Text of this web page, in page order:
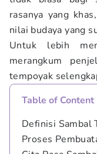
rasanya yang
nilai budaya yang
Untuk lebih
merangkum
tempoyak
Table of Content
Definisi Sambal
Proses